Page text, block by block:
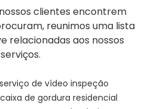
clientes encontrem
reunimos uma lista
relacionadas aos nossos
serviços.
de vídeo inspeção
de gordura residencial